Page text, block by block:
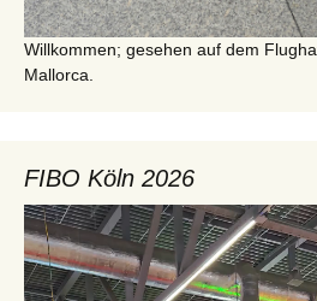
Willkommen; gesehen auf dem
Mallorca.
FIBO Köln 2026
Video-
Player